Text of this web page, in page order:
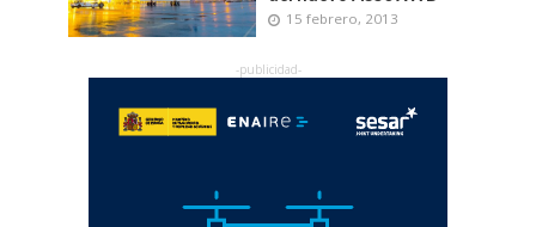
15 febrero, 2013